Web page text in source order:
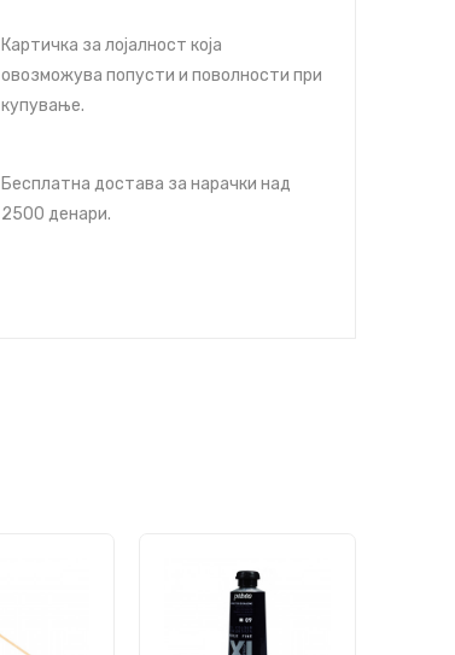
Картичка за лојалност која
овозможува попусти и поволности при
купување.
Бесплатна достава за нарачки над
2500 денари.